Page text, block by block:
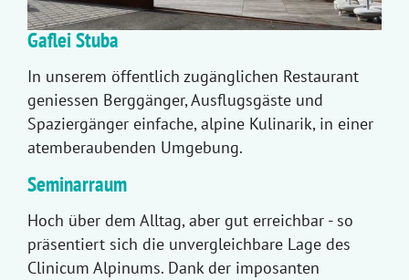
Gaflei Stuba
In unserem öffentlich zugänglichen Restaurant
geniessen Berggänger, Ausflugsgäste und
Spaziergänger einfache, alpine Kulinarik, in einer
atemberaubenden Umgebung.
Seminarraum
Hoch über dem Alltag, aber gut erreichbar - so
präsentiert sich die unvergleichbare Lage des
Clinicum Alpinums. Dank der imposanten